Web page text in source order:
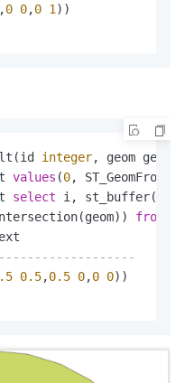
,0 0,0 1 ))
integer
values (0,
select i, st_buffer(
from
0.5,0.5 0,0 0))